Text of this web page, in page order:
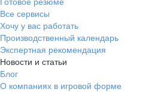
Все сервисы
Хочу у вас работать
Производственный календарь
Экспертная рекомендация
Новости и статьи
Блог
О компаниях в игровой форме